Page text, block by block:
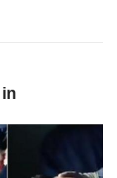
(μετά τη
την
δεσπόζει
εκτείνεται μια